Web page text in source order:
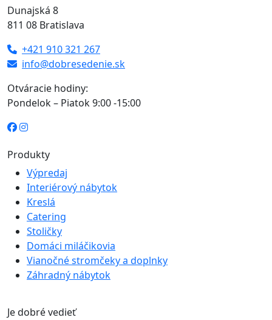
Dunajská 8
811 08 Bratislava
+421 910 321 267
info@dobresedenie.sk
Otváracie hodiny:
Pondelok – Piatok 9:00 -15:00
Produkty
Výpredaj
Interiérový nábytok
Kreslá
Catering
Stoličky
Domáci miláčikovia
Vianočné stromčeky a doplnky
Záhradný nábytok
Je dobré vedieť